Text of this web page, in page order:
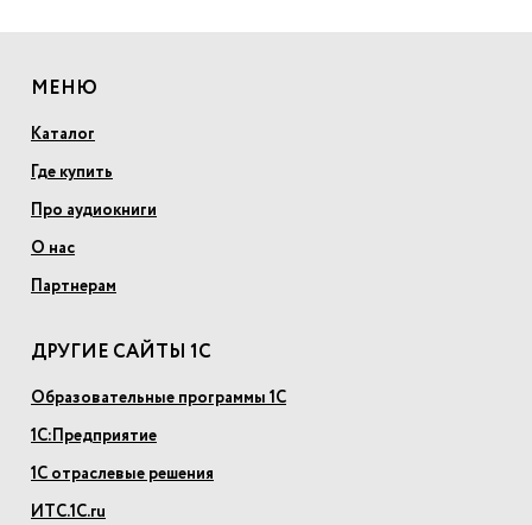
МЕНЮ
Каталог
Где купить
Про аудиокниги
О нас
Партнерам
ДРУГИЕ САЙТЫ 1С
Образовательные программы 1С
1С:Предприятие
1С отраслевые решения
ИТС.1С.ru